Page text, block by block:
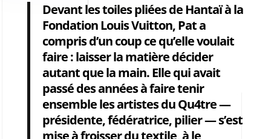
Devant les toiles pliées de Hantaï à la
Fondation Louis Vuitton, Pat a
compris d’un coup ce qu’elle voulait
faire : laisser la matière décider
autant que la main. Elle qui avait
passé des années à faire tenir
ensemble les artistes du Qu4tre —
présidente, fédératrice, pilier — s’est
mise à froisser du textile, à le